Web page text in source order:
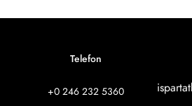
Telefon
+0 246 232 5360